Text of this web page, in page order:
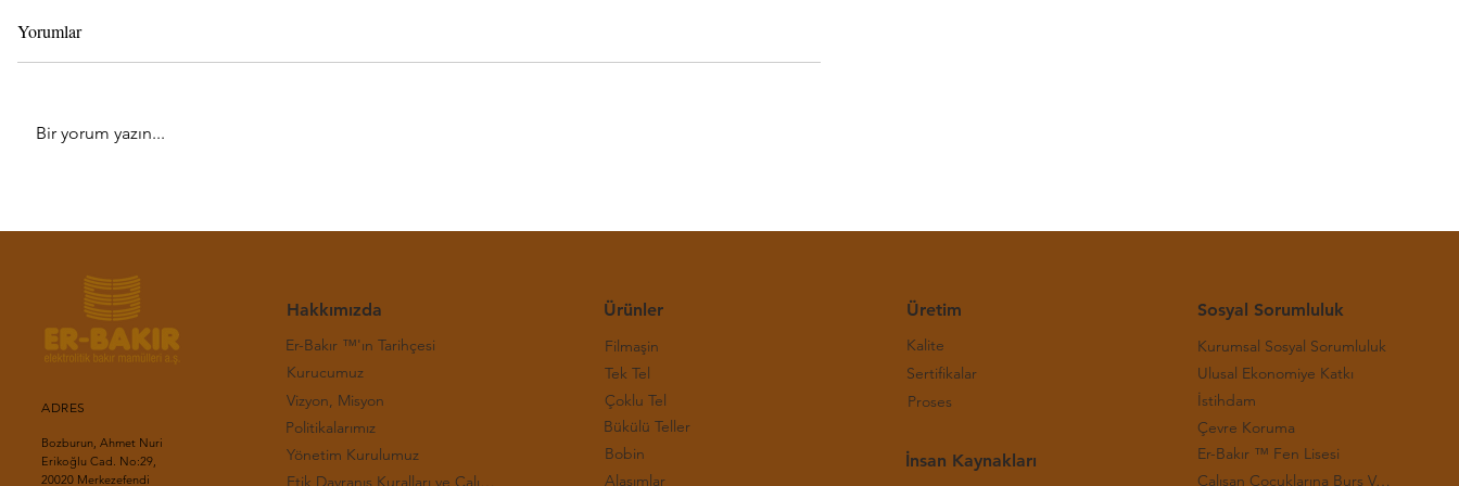
Hafta 2026)
Hafta 2026)
Hafta 2026)
Yorumlar
Bir yorum yazın...
ADRES
Bozburun, Ahmet Nuri
Erikoğlu Cad. No:29,
20020 Merkezefendi
Hakkımızda
Er-Bakır ™'ın Tarihçesi
Kurucumuz
Vizyon, Misyon
Politikalarımız
Yönetim Kurulumuz
Ürünler
Filmaşin
Tek Tel
Çoklu Tel
Bükülü Teller
Bobin
Alaşımlar
Üretim
Kalite
Sertifikalar
Proses
İnsan Kaynakları
Sosyal Sorumluluk
Kurumsal Sosyal Sorumluluk
Ulusal Ekonomiye Katkı
İstihdam
Er-Bakır ™ Fen Lisesi
Çevre Koruma
Çalışan Çocuklarına Burs Verilmesi